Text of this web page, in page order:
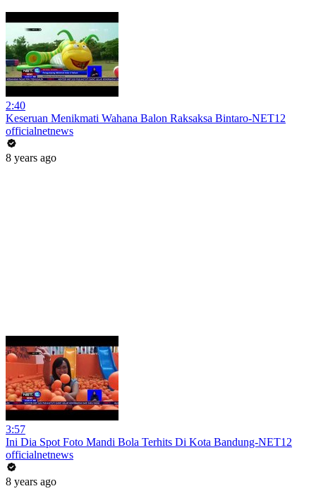
2:40
Keseruan Menikmati Wahana Balon Raksaksa Bintaro-NET12
officialnetnews
8 years ago
3:57
Ini Dia Spot Foto Mandi Bola Terhits Di Kota Bandung-NET12
officialnetnews
8 years ago